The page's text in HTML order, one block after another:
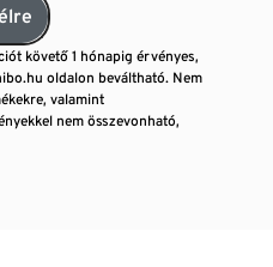
követő 1 hónapig érvényes,
oldalon beváltható. Nem
valamint
nem összevonható,